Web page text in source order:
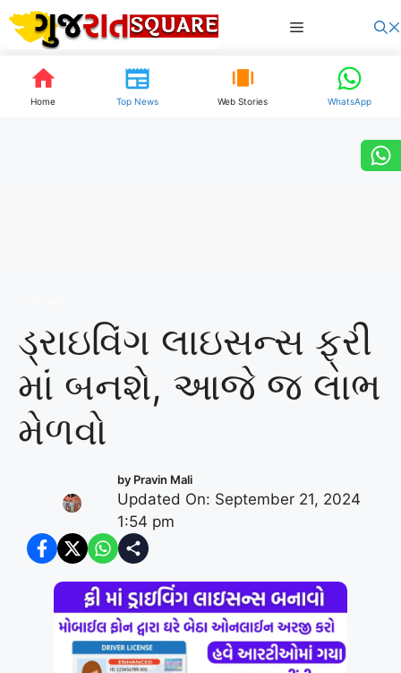
Skip
content
Menu
Home Top News Web Stories WhatsApp
ડ્રાઇવિંગ લાઇસન્સ ફ્રી
માં બનશે, આજે જ લાભ
મેળવો
by Pravin Mali
Updated On: September 21, 2024
1:54 pm